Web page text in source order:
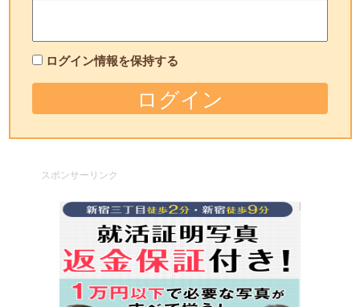
ログイン情報を保持する
スポンサーリンク